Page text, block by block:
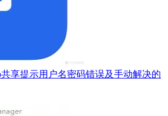
共享提示用户名密码错误及手动解决的